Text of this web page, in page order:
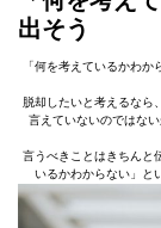
出そう
「何を考えているかわ
脱却したいと考えるなら
言えていないのではな
言うべきことはきちんと
いるかわからない」と